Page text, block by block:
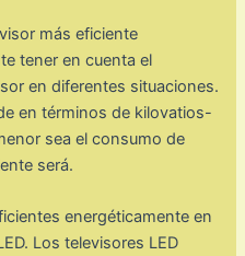
más eficiente
tener en cuenta el
en diferentes situaciones.
en términos de kilovatios-
sea el consumo de
será.
energéticamente en
Los televisores LED